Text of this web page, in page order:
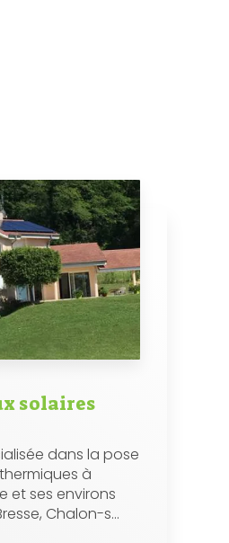
solaires
dans la pose
à
et ses environs
Chalon-s...